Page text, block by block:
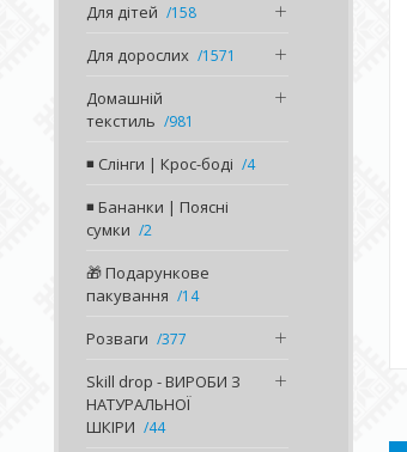
Для дітей 158
Для дорослих 1571
Домашній
текстиль
981
◾️ Слінги | Крос-боді 4
◾️ Бананки | Поясні
сумки
2
🎁 Подарункове
пакування
14
Розваги 377
Skill drop - ВИРОБИ З
НАТУРАЛЬНОЇ
ШКІРИ
44